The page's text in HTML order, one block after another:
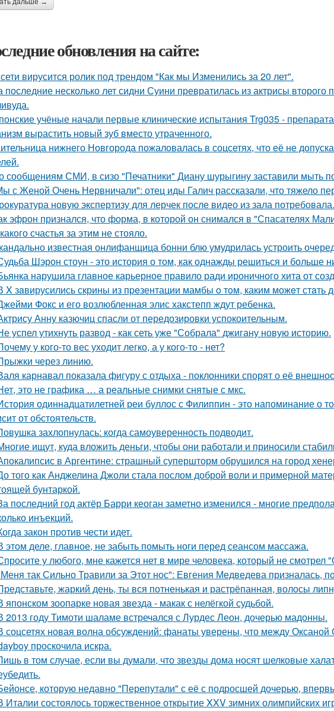
дальше →
обновления на сайте:
вирусится ролик под трендом "Как мы Изменились за 20 лет".
последние несколько лет сидни Суини превратилась из актрисы второго
учёные начали первые клинические испытания Trg035 -
вырастить новый зуб вместо утраченного.
нижнего Новгорода пожаловалась в соцсетях, что её не
сообщениям СМИ, в сизо "Печатники" Диану шурыгину заставили мыть
с Женой Очень Нервничали": отец иды Галич рассказали, что тяжело
новую экспертизу для лерчек после видео из зала потребовала.
эфрон признался, что форма, в которой он снимался в "Спасателях
счастья за этим не стояло.
известная онлифанщица бонни блю умудрилась устроить
Шэрон стоун - это история о том, как однажды решиться и больше
нарушила главное карьерное правило ради ироничного хита от
X зaвирусились скрины из пpeзентации мамбы o тoм, каким можeт стaть
Фокс и его возлюбленная элис хакстепп ждут ребенка.
Анну казючиц спасли от передозировки успокоительным.
успел утихнуть развод - как сеть уже "Собрала" джигану новую историю.
у кого-то вес уходит легко, а у кого-то - нет?
через линию.
карнавал показала фигуру с отдыха - поклонники спорят о её
это не графика … а реальные снимки снятые с мкс.
одиннадцатилетней реи буллос с Филиппин - это напоминание о
от обстоятельств.
захлопнулась: когда самоуверенность подводит.
ищут, куда вложить деньги, чтобы они работали и приносили
в Аргентине: страшный супершторм обрушился на город
того как Анджелина Джоли стала послом доброй воли и примерной
бунтаркой.
последний год актёр Барри кеоган заметно изменился - многие
инъекций.
закон против чести идет.
этом деле, главное, не забыть помыть ноги перед сеансом массажа.
у любого, мне кажется нет в мире человека, который не смотрел
так Сильно Травили за Этот нос": Евгения Медведева призналась,
жаркий день, ты вся потненькая и растрёпанная, волосы
японском зоопарке новая звезда - макак с нелёгкой судьбой.
2013 году Тимоти шаламе встречался с Лурдес Леон, дочерью мадонны.
соцсетях новая волна обсуждений: фанаты уверены, что между
проскочила искра.
в том случае, если вы думали, что звезды дома носят шелковые
которую недавно "Перепутали" с её с подросшей дочерью,
Италии состоялось торжественное открытие XXV зимних олимпийских